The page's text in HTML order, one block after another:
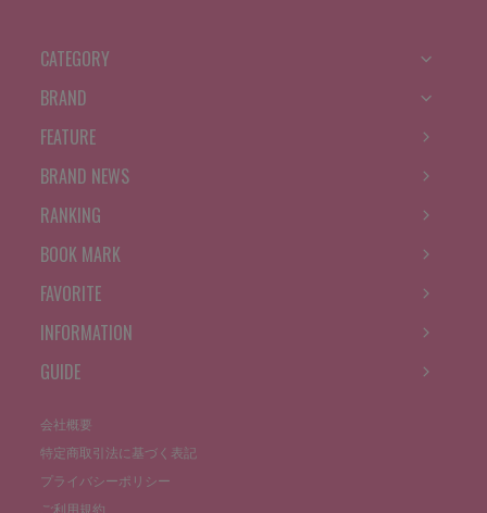
CATEGORY
BRAND
FEATURE
BRAND NEWS
RANKING
BOOK MARK
FAVORITE
INFORMATION
GUIDE
会社概要
特定商取引法に基づく表記
プライバシーポリシー